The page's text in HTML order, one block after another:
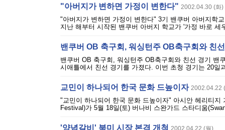
"아버지가 변하면 가정이 변한다" 2002.04.30 (화)
"아버지가 변하면 가정이 변한다" 3기 밴쿠버 아버지학
지난 해부터 시작된 밴쿠버 아버지 학교가 '가정 바로
밴쿠버 OB 축구회, 워싱턴주 OB축구회와 친
밴쿠버 OB 축구회, 워싱턴주 OB축구회와 친선 경기 밴
시애틀에서 친선 경기를 가졌다. 이번 초청 경기는 20
교민이 하나되어 한국 문화 드높이자 2002.04.22
"교민이 하나되어 한국 문화 드높이자" 아시안 헤리티
Festival)가 5월 18일(토) 버나비 스완가드 스타디움
'양념갈비' 북미 시장 본격 개척 2002.04.22 (월)